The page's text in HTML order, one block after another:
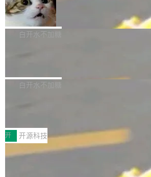
ceXAI的资金消耗速度尤为引人瞩目。然而，
撑庞大支出的资金来源却呈现出截然不同的
貌。数据显示，微软和 Meta 主要依托充沛
你可以用 curl -fsSL https://dev.meta.ai/
sh | bash 安装一个能在大项目里自动规划
代码、验证结果的 AI 终端工具。 据介绍，
个主 agent 循环，外加一组后台 agent。这
美团开源 LoHoSearch，用知识图谱校
准 AI 能力认知
机器出题的前提，是让机器拥有全局视野。
构建流程可以分为四个环节：建图 → 控制难
白开水不加糖
库，并将作为transport接入Mooncake
MPComm将作为一种传输引擎接入
ENT，实现零拷贝传输性能提升30%、非零
传输性能最高提升5倍。UCL-MPComm底层
于自研UCL-Engine通信引擎，后续腾讯网
白开水不加糖
型案例入选名单》，深信服“面向企业研发场
开源 AI 编程平台 CoStrict 应用”凭借卓越的
创新与落地成效成功入选。 全链路私有化部
助力企业AI研发安全落地 当前，越来越多企
开 开源科技
深信服AI算力网关入选工信部人工智能
前不久，工业和信息化部正式发布《2025年